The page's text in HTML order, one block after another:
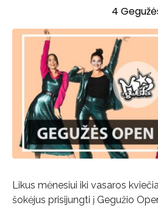
4
Likus mėnesiui iki vasaros
šokėjus prisijungti į Gegužio